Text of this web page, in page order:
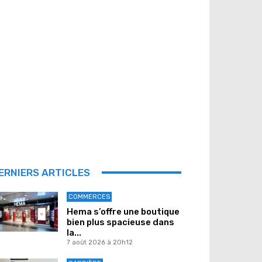
ARTICLES
COMMERCES
Hema s’offre une boutique
bien plus spacieuse dans
la...
7 août 2026 à 20h12